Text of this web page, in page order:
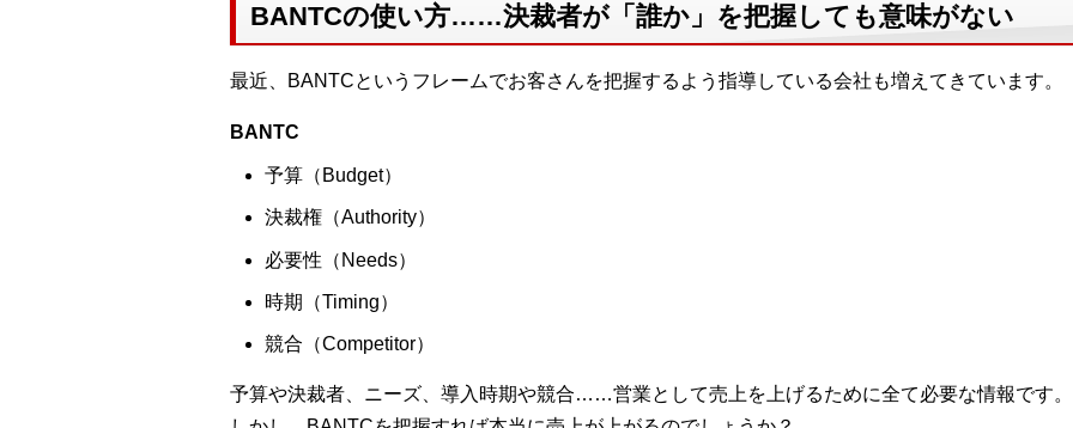
BANTCの使い方……決裁者が「誰か」を把握しても意味がない
最近、BANTCというフレームでお客さんを把握するよう指導している会社も増えてきています。
BANTC
予算（Budget）
決裁権（Authority）
必要性（Needs）
時期（Timing）
競合（Competitor）
予算や決裁者、ニーズ、導入時期や競合……営業として売上を上げるために全て必要な情報です。